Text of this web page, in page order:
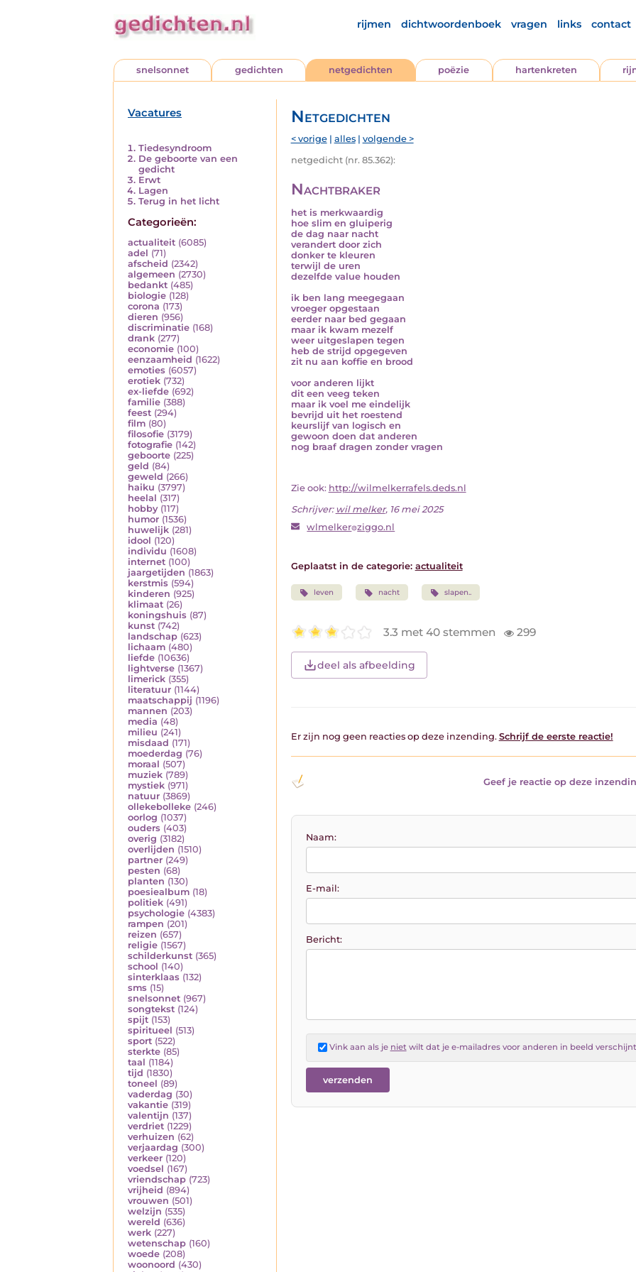
rijmen dichtwoordenboek vragen links contact
snelsonnet gedichten netgedichten poëzie hartenkreten
Vacatures
Tiedesyndroom
De geboorte van een
gedicht
Erwt
Lagen
Terug in het licht
Categorieën:
actualiteit (6085)
adel (71)
afscheid (2342)
algemeen (2730)
bedankt (485)
biologie (128)
corona (173)
dieren (956)
discriminatie (168)
drank (277)
economie (100)
eenzaamheid (1622)
emoties (6057)
erotiek (732)
ex-liefde (692)
familie (388)
feest (294)
film (80)
filosofie (3179)
fotografie (142)
geboorte (225)
geld (84)
geweld (266)
haiku (3797)
heelal (317)
hobby (117)
humor (1536)
huwelijk (281)
idool (120)
individu (1608)
internet (100)
jaargetijden (1863)
kerstmis (594)
kinderen (925)
klimaat (26)
koningshuis (87)
kunst (742)
landschap (623)
lichaam (480)
liefde (10636)
lightverse (1367)
limerick (355)
literatuur (1144)
maatschappij (1196)
mannen (203)
media (48)
milieu (241)
misdaad (171)
moederdag (76)
moraal (507)
muziek (789)
mystiek (971)
natuur (3869)
ollekebolleke (246)
oorlog (1037)
ouders (403)
overig (3182)
overlijden (1510)
partner (249)
pesten (68)
planten (130)
poesiealbum (18)
politiek (491)
psychologie (4383)
rampen (201)
reizen (657)
religie (1567)
schilderkunst (365)
school (140)
sinterklaas (132)
sms (15)
snelsonnet (967)
songtekst (124)
spijt (153)
spiritueel (513)
sport (522)
sterkte (85)
taal (1184)
tijd (1830)
toneel (89)
vaderdag (30)
vakantie (319)
valentijn (137)
verdriet (1229)
verhuizen (62)
verjaardag (300)
verkeer (120)
voedsel (167)
vriendschap (723)
vrijheid (894)
vrouwen (501)
welzijn (535)
wereld (636)
werk (227)
wetenschap (160)
woede (208)
woonoord (430)
Netgedichten
< vorige| alles| volgende >
netgedicht (nr. 85.362):
Nachtbraker
het is merkwaardig
hoe slim en gluiperig
de dag naar nacht
verandert door zich
donker te kleuren
terwijl de uren
dezelfde value houden
ik ben lang meegegaan
vroeger opgestaan
eerder naar bed gegaan
maar ik kwam mezelf
weer uitgeslapen tegen
heb de strijd opgegeven
zit nu aan koffie en brood
voor anderen lijkt
dit een veeg teken
maar ik voel me eindelijk
bevrijd uit het roestend
keurslijf van logisch en
gewoon doen dat anderen
nog braaf dragen zonder vragen
Zie ook: http://wilmelkerrafels.deds.nl
Schrijver: wil melker, 16 mei 2025
wlmelker ziggo.nl
Geplaatst in de categorie: actualiteit
leven nacht slapen..
3.3 met 40 stemmen 299
deel als afbeelding
Er zijn nog geen reacties op deze inzending. Schrijf de eerste reactie!
Geef je reactie op deze
Naam:
E-mail:
Bericht:
Vink aan als je nietwilt dat je e-mailadres voor anderen in beeld verschijnt